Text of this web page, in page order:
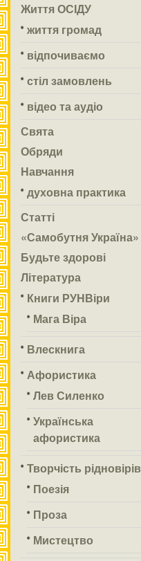
Життя ОСІДУ
життя громад
відпочиваємо
стіл замовлень
відео та аудіо
Свята
Обряди
Навчання
духовна практика
Статті
«Самобутня Україна»
Будьте здорові
Література
Книги РУНВіри
Мага Віра
Влескнига
Афористика
Лев Силенко
Українська
афористика
Творчість рідновірів
Поезія
Проза
Мистецтво